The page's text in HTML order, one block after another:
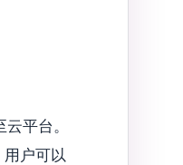
平台。
户可以